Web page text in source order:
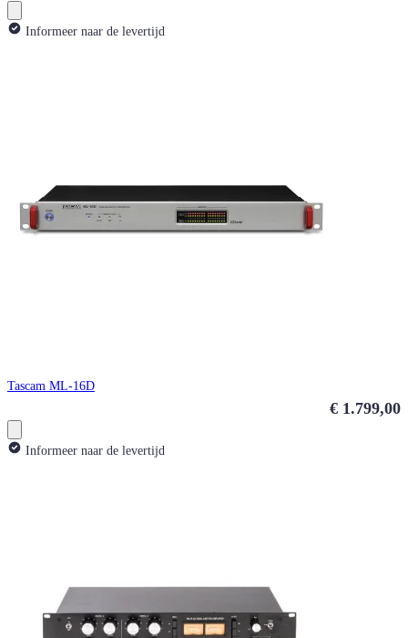
Informeer naar de levertijd
Tascam ML-16D
€ 1.799,00
Informeer naar de levertijd